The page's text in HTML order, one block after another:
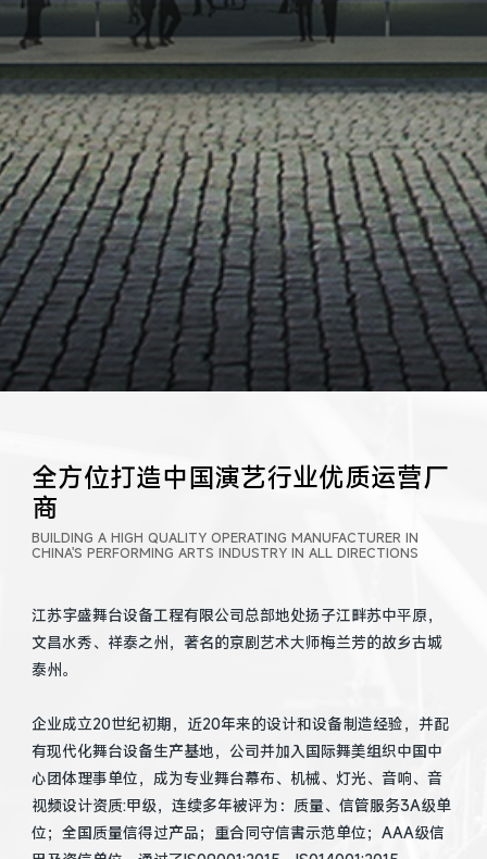
全方位打造中国演艺行业优质运营厂
商
BUILDING A HIGH QUALITY OPERATING MANUFACTURER IN
CHINA'S PERFORMING ARTS INDUSTRY IN ALL DIRECTIONS
江苏宇盛舞台设备工程有限公司总部地处扬子江畔苏中平原，
文昌水秀、祥泰之州，著名的京剧艺术大师梅兰芳的故乡古城
泰州。
企业成立20世纪初期，近20年来的设计和设备制造经验，并配
有现代化舞台设备生产基地，公司并加入国际舞美组织中国中
心团体理事单位，成为专业舞台幕布、机械、灯光、音响、音
视频设计资质:甲级，连续多年被评为：质量、信管服务3A级单
位；全国质量信得过产品；重合同守信書示范单位；AAA级信